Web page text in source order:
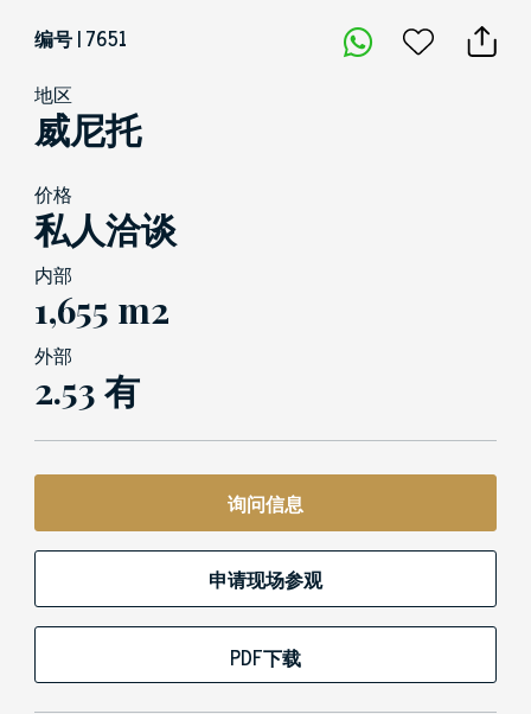
编号 | 7651
地区
威尼托
价格
私人洽谈
内部
1,655 m2
外部
2.53 有
询问信息
申请现场参观
PDF下载